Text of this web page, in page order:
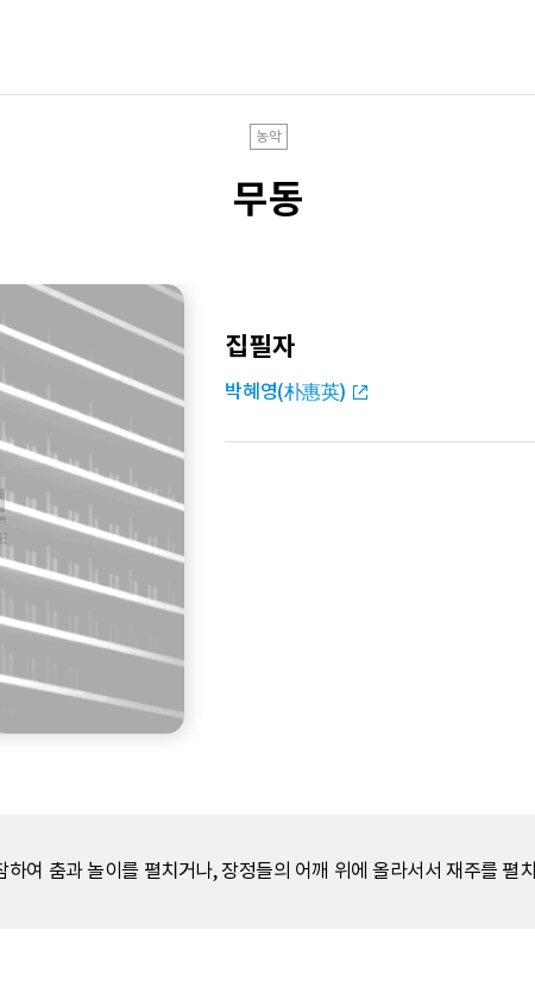
농악
무동
집필자
박혜영(朴惠英)
여 춤과 놀이를 펼치거나, 장정들의 어깨 위에 올라서서 재주를 펼